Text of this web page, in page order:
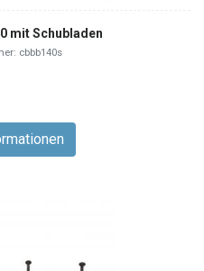
mit Schubladen
cbbb140s